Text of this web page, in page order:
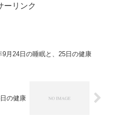
ーリンク
9月24日の睡眠と、25日の健康
の健康